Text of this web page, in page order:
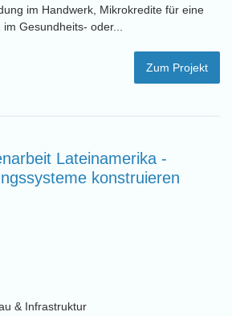
im Handwerk, Mikrokredite für eine
Gesundheits- oder...
Zum Projekt
Lateinamerika -
konstruieren
& Infrastruktur